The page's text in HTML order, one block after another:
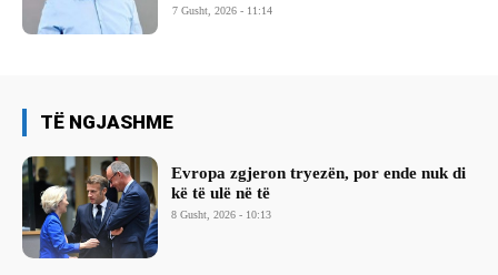
7 Gusht, 2026 - 11:14
TË NGJASHME
Evropa zgjeron tryezën, por ende nuk di
kë të ulë në të
8 Gusht, 2026 - 10:13